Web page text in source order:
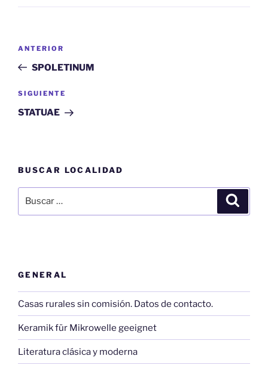
entradas
Entrada
anterior:
ANTERIOR
SPOLETINUM
Siguiente
entrada
SIGUIENTE
STATUAE
BUSCAR LOCALIDAD
por:
GENERAL
Casas rurales sin comisión. Datos de contacto.
Keramik für Mikrowelle geeignet
Literatura clásica y moderna